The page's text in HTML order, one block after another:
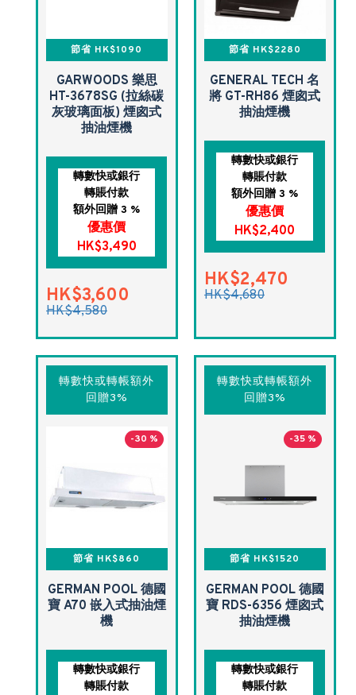
節省 HK$1090
GARWOODS 樂思
HT-3678SG (拉絲碳
灰玻璃面板) 煙囪式
抽油煙機
轉數快或銀行
轉賬付款
額外回贈 3 %
優惠價
HK$3,490
HK$3,600
HK$4,580
節省 HK$2280
GENERAL TECH 名
將 GT-RH86 煙囪式
抽油煙機
轉數快或銀行
轉賬付款
額外回贈 3 %
優惠價
HK$2,400
HK$2,470
HK$4,680
轉數快或轉帳額外
回贈3%
-30 %
節省 HK$860
GERMAN POOL 德國
寶 A70 嵌入式抽油煙
機
轉數快或銀行
轉賬付款
轉數快或轉帳額外
回贈3%
-35 %
節省 HK$1520
GERMAN POOL 德國
寶 RDS-6356 煙囪式
抽油煙機
轉數快或銀行
轉賬付款